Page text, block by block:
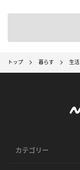
トップ 暮らす 生活
カテゴリー